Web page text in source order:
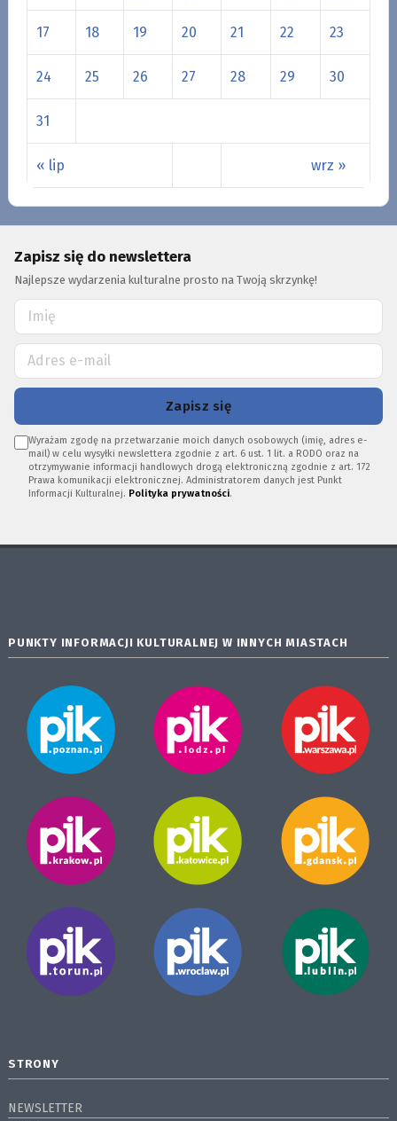
« lip wrz »
17 18 19 20 21 22 23
24 25 26 27 28 29 30
31
Zapisz się do newslettera
Najlepsze wydarzenia kulturalne prosto na Twoją skrzynkę!
Zapisz się
Wyrażam zgodę na przetwarzanie moich danych osobowych (imię, adres e-
mail) w celu wysyłki newslettera zgodnie z art. 6 ust. 1 lit. a RODO oraz na
otrzymywanie informacji handlowych drogą elektroniczną zgodnie z art. 172
Prawa komunikacji elektronicznej. Administratorem danych jest Punkt
Informacji Kulturalnej. Polityka prywatności.
PUNKTY INFORMACJI KULTURALNEJ W INNYCH MIASTACH
STRONY
NEWSLETTER